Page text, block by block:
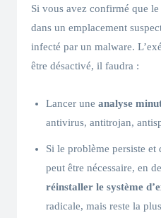
Si vous avez confirmé que
dans un emplacement
infecté par un malware.
être désactivé, il faudra :
Lancer une analyse
antivirus, antitrojan,
Si le problème persiste et
peut être nécessaire, en
réinstaller le système
radicale, mais reste la